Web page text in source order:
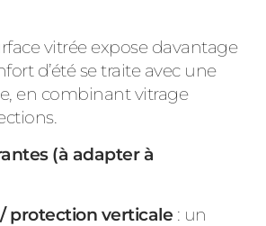
vitrée expose davantage
d’été se traite avec une
en combinant vitrage
(à adapter à
protection verticale : un